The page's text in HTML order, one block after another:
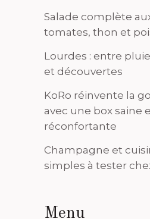
Salade complète
tomates, thon et
Lourdes : entre
et découvertes
KoRo réinvente la
avec une box saine
réconfortante
Champagne et
simples à tester
Menu